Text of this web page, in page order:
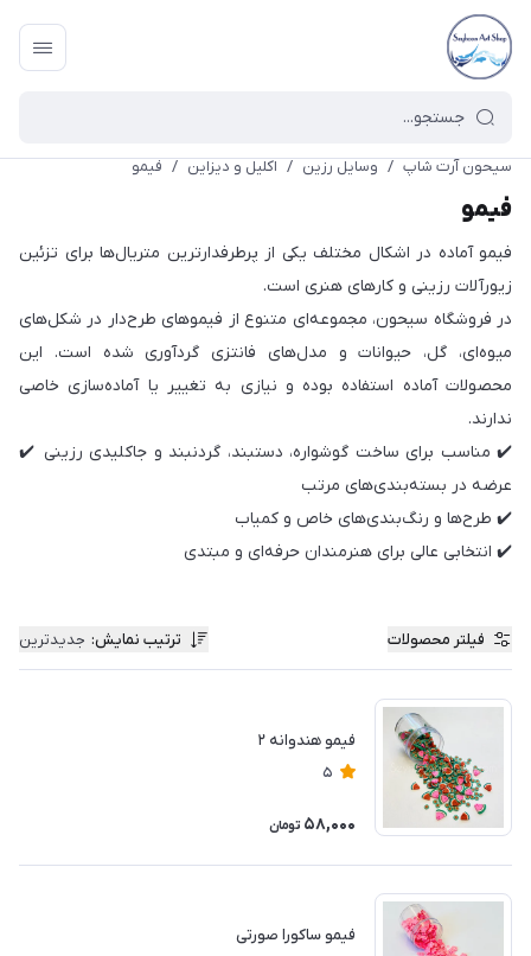
سیحون آرت شاپ / وسایل رزین / اکلیل و دیزاین / فیمو
فیمو
فیمو آماده در اشکال مختلف یکی از پرطرفدارترین متریال‌ها برای تزئین
زیورآلات رزینی و کارهای هنری است.
در فروشگاه سیحون، مجموعه‌ای متنوع از فیموهای طرح‌دار در شکل‌های
میوه‌ای، گل، حیوانات و مدل‌های فانتزی گردآوری شده است. این
محصولات آماده استفاده بوده و نیازی به تغییر یا آماده‌سازی خاصی
ندارند.
✔️ مناسب برای ساخت گوشواره، دستبند، گردنبند و جاکلیدی رزینی ✔️
عرضه در بسته‌بندی‌های مرتب
✔️ طرح‌ها و رنگ‌بندی‌های خاص و کمیاب
✔️ انتخابی عالی برای هنرمندان حرفه‌ای و مبتدی
فیلتر محصولات ترتیب نمایش: جدیدترین
فیمو هندوانه ۲
5
58,000 تومان
فیمو ساکورا صورتی